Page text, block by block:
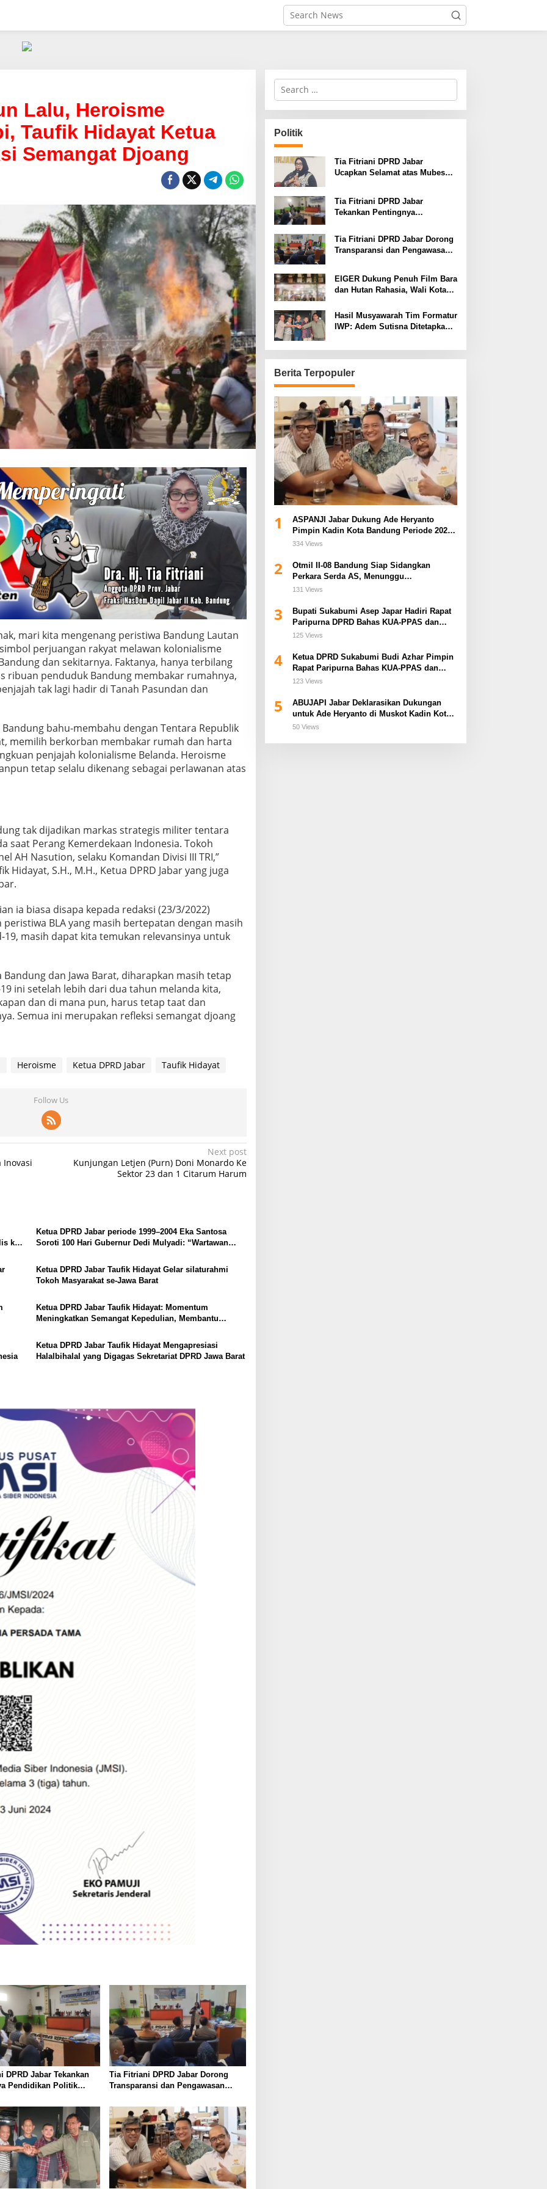
Lalu, Heroisme
Taufik Hidayat Ketua
Semangat Djoang
mari kita mengenang peristiwa Bandung Lautan
perjuangan rakyat melawan kolonialisme
dan sekitarnya. Faktanya, hanya terbilang
ribuan penduduk Bandung membakar rumahnya,
tak lagi hadir di Tanah Pasundan dan
bahu-membahu dengan Tentara Republik
memilih berkorban membakar rumah dan harta
penjajah kolonialisme Belanda. Heroisme
tetap selalu dikenang sebagai perlawanan atas
tak dijadikan markas strategis militer tentara
saat Perang Kemerdekaan Indonesia. Tokoh
AH Nasution, selaku Komandan Divisi III TRI,”
Hidayat, S.H., M.H., Ketua DPRD Jabar yang juga
ia biasa disapa kepada redaksi (23/3/2022)
BLA yang masih bertepatan dengan masih
masih dapat kita temukan relevansinya untuk
dan Jawa Barat, diharapkan masih tetap
ini setelah lebih dari dua tahun melanda kita,
dan di mana pun, harus tetap taat dan
Semua ini merupakan refleksi semangat djoang
Heroisme Ketua DPRD Jabar Taufik Hidayat
Follow Us
Inovasi
Next post
Kunjungan Letjen (Purn) Doni Monardo Ke
Sektor 23 dan 1 Citarum Harum
ke-
Ketua DPRD Jabar periode 1999–2004 Eka Santosa
Soroti 100 Hari Gubernur Dedi Mulyadi: “Wartawan
Ketua DPRD Jabar Taufik Hidayat Gelar silaturahmi
Tokoh Masyarakat se-Jawa Barat
Ketua DPRD Jabar Taufik Hidayat: Momentum
Meningkatkan Semangat Kepedulian, Membantu
Ketua DPRD Jabar Taufik Hidayat Mengapresiasi
Halalbihalal yang Digagas Sekretariat DPRD Jawa Barat
DPRD Jabar Tekankan
Pendidikan Politik
Bandung
Tia Fitriani DPRD Jabar Dorong
Transparansi dan Pengawasan
Tingkat Desa
S
r
c
h
f
o
:
Politik
Tia Fitriani DPRD Jabar
Ucapkan Selamat atas Mubes
Jabar
Tia Fitriani DPRD Jabar
Tekankan Pentingnya
Perkuat Kader NasDem di
Kabupaten Bandung
Tia Fitriani DPRD Jabar Dorong
Transparansi dan Pengawasan
EIGER Dukung Penuh Film Bara
dan Hutan Rahasia, Wali Kota
Hasil Musyawarah Tim Formatur
IWP: Adem Sutisna Ditetapkan
Periode 2026–2028
Berita Terpopuler
1
ASPANJI Jabar Dukung Ade Heryanto
Pimpin Kadin Kota Bandung Periode 2026–
2031
334 Views
2
Otmil II-08 Bandung Siap Sidangkan
Perkara Serda AS, Menunggu
Rekomendasi Korem Sunan Gunung Jati
131 Views
3
Bupati Sukabumi Asep Japar Hadiri Rapat
Paripurna DPRD Bahas KUA-PPAS dan
Raperda Disabilitas
125 Views
4
Ketua DPRD Sukabumi Budi Azhar Pimpin
Rapat Paripurna Bahas KUA-PPAS dan
Raperda Tirta Jaya
123 Views
5
ABUJAPI Jabar Deklarasikan Dukungan
untuk Ade Heryanto di Muskot Kadin Kota
Bandung
50 Views